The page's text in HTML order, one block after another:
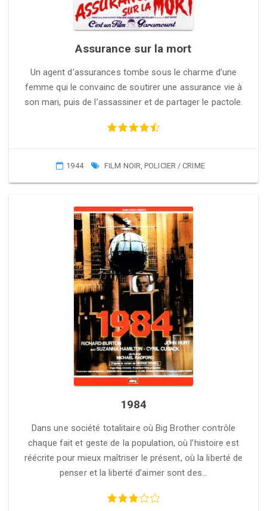
Assurance sur la mort
Un agent d’assurances tombe sous le charme d’une
femme qui le convainc de soutirer une assurance vie à
son mari, puis de l’assassiner et de partager le pactole.
1944 FILM NOIR,POLICIER / CRIME
1984
Dans une société totalitaire où Big Brother contrôle
chaque fait et geste de la population, où l’histoire est
réécrite pour mieux maîtriser le présent, où la liberté de
penser et la liberté d’aimer sont des…